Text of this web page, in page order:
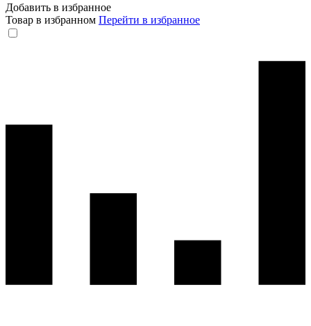
Добавить в избранное
Товар в избранном Перейти в избранное